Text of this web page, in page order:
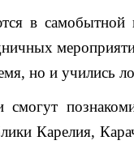
в самобытной
но и учились
Карелия,